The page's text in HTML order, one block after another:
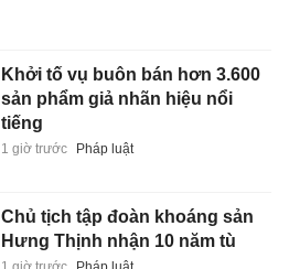
Khởi tố vụ buôn bán hơn 3.600
sản phẩm giả nhãn hiệu nổi
tiếng
1 giờ trước Pháp luật
Chủ tịch tập đoàn khoáng sản
Hưng Thịnh nhận 10 năm tù